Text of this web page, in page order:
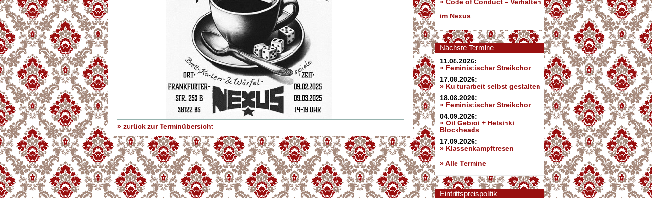
» zurück zur Terminübersicht
» Code of Conduct – Verhalten
im Nexus
Nächste Termine
11.08.2026:
» Feministischer Streikchor
17.08.2026:
» Kulturarbeit selbst gestalten
18.08.2026:
» Feministischer Streikchor
04.09.2026:
» Oi! Gebroi + Helsinki
Blockheads
17.09.2026:
» Klassenkampftresen
» Alle Termine
Eintrittspreispolitik